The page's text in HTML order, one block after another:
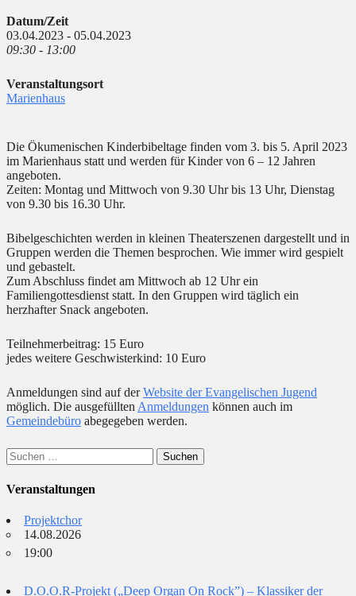
Datum/Zeit
03.04.2023 - 05.04.2023
09:30 - 13:00
Veranstaltungsort
Marienhaus
Die Ökumenischen Kinderbibeltage finden vom 3. bis 5. April 2023
im Marienhaus statt und werden für Kinder von 6 – 12 Jahren
angeboten.
Zeiten: Montag und Mittwoch von 9.30 Uhr bis 13 Uhr, Dienstag
von 9.30 bis 16.30 Uhr.
Bibelgeschichten werden in kleinen Theaterszenen dargestellt und in
Gruppen werden die Themen besprochen. Wie immer wird gespielt
und gebastelt.
Zum Abschluss findet am Mittwoch ab 12 Uhr ein
Familiengottesdienst statt. In den Gruppen wird täglich ein
herzhafter Snack angeboten.
Teilnehmerbeitrag: 15 Euro
jedes weitere Geschwisterkind: 10 Euro
Anmeldungen sind auf derWebsite der Evangelischen Jugend
möglich. Die ausgefüllten Anmeldungen können auch im
Gemeindebüro abegegeben werden.
Suchen
nach:
Veranstaltungen
Projektchor
14.08.2026
19:00
D.O.O.R-Projekt („Deep Organ On Rock”) – Klassiker der